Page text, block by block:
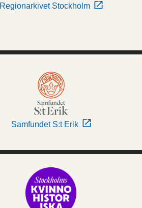
Regionarkivet Stockholm
Samfundet S:t Erik